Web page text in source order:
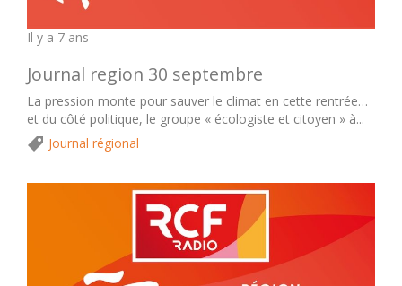
Il y a 7 ans
Journal region 30 septembre
La pression monte pour sauver le climat en cette rentrée…
et du côté politique, le groupe « écologiste et citoyen » à...
Journal régional